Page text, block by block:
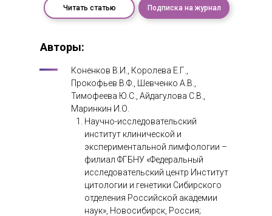
Коненков В.И., Королева Е.Г.,
Прокофьев В.Ф., Шевченко А.В.,
Тимофеева Ю.С., Айдагулова С.В.,
Маринкин И.О.
Научно-исследовательский
институт клинической и
экспериментальной лимфологии –
филиал ФГБНУ «Федеральный
исследовательский центр Институт
цитологии и генетики Сибирского
отделения Российской академии
наук», Новосибирск, Россия;
Авторы:
Читать статью Подписка на журнал